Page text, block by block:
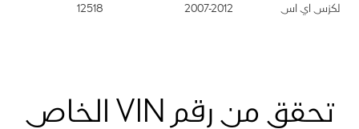
لكزس اي اس 2007-2012
12518
تحقق من رقم VIN الخاص